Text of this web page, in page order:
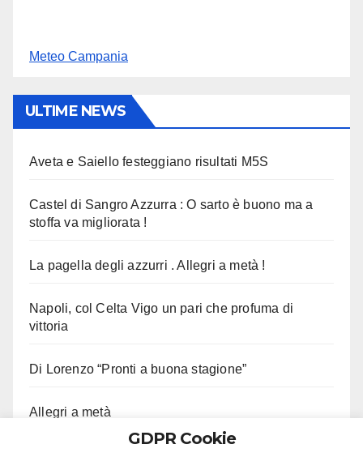
Meteo Campania
ULTIME NEWS
Aveta e Saiello festeggiano risultati M5S
Castel di Sangro Azzurra : O sarto è buono ma a
stoffa va migliorata !
La pagella degli azzurri . Allegri a metà !
Napoli, col Celta Vigo un pari che profuma di
vittoria
Di Lorenzo “Pronti a buona stagione”
Allegri a metà
GDPR Cookie